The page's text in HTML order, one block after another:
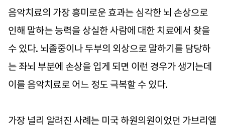
음악치료의 가장 흥미로운 효과는 심각한 뇌 손상으로
인해 말하는 능력을 상실한 사람에 대한 치료에서 찾을
수 있다. 뇌졸중이나 두부의 외상으로 말하기를 담당하
는 좌뇌 부분에 손상을 입게 되면 이런 경우가 생기는데
이를 음악치료로 어느 정도 극복할 수 있다.
가장 널리 알려진 사례는 미국 하원의원이었던 가브리엘